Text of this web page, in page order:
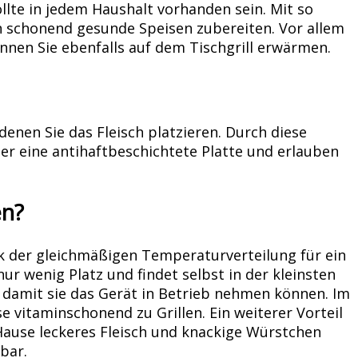
in jedem Haushalt vorhanden sein. Mit so
gesunde Speisen zubereiten. Vor allem
Sie ebenfalls auf dem Tischgrill erwärmen.
Sie das Fleisch platzieren. Durch diese
eine antihaftbeschichtete Platte und erlauben
der gleichmäßigen Temperaturverteilung für ein
wenig Platz und findet selbst in der kleinsten
sie das Gerät in Betrieb nehmen können. Im
vitaminschonend zu Grillen. Ein weiterer Vorteil
leckeres Fleisch und knackige Würstchen